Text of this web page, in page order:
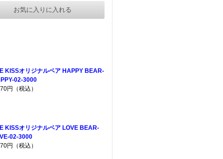
お気に入りに入れる
KISSオリジナルベア HAPPY BEAR-
02-3000
円（税込）
KISSオリジナルベア LOVE BEAR-
02-3000
円（税込）